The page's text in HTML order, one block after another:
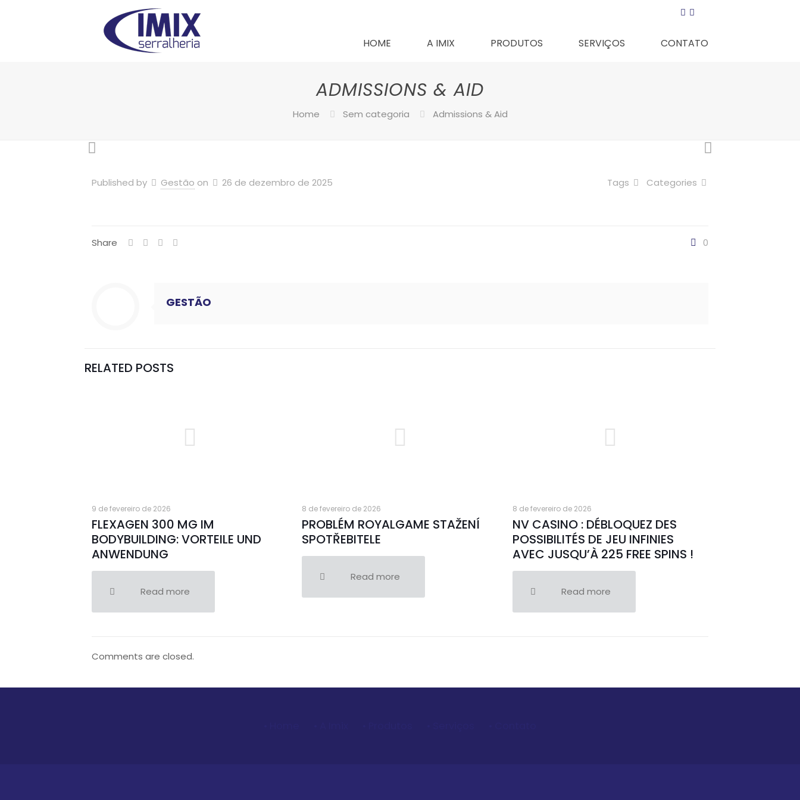
HOME A IMIX PRODUTOS SERVIÇOS CONTATO
ADMISSIONS & AID
Home Sem categoria Admissions & Aid
Published by Gestão on 26 de dezembro de 2025 Categories
Tags
Share 0
GESTÃO
RELATED POSTS
9 de fevereiro de 2026
FLEXAGEN 300 MG IM
BODYBUILDING: VORTEILE UND
ANWENDUNG
Read more
8 de fevereiro de 2026
PROBLÉM ROYALGAME STAŽENÍ
SPOTŘEBITELE
Read more
8 de fevereiro de 2026
NV CASINO : DÉBLOQUEZ DES
POSSIBILITÉS DE JEU INFINIES
AVEC JUSQU’À 225 FREE SPINS !
Read more
Comments are closed.